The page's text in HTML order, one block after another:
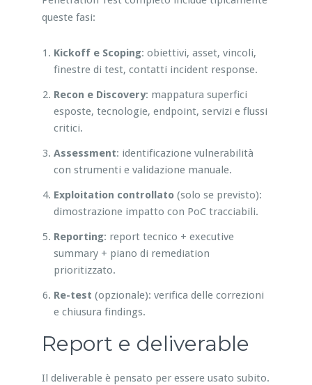
queste fasi:
Kickoff e Scoping: obiettivi, asset, vincoli,
finestre di test, contatti incident response.
Recon e Discovery: mappatura superfici
esposte, tecnologie, endpoint, servizi e flussi
critici.
Assessment: identificazione vulnerabilità
con strumenti e validazione manuale.
Exploitation controllato(solo se previsto):
dimostrazione impatto con PoC tracciabili.
Reporting: report tecnico + executive
summary + piano di remediation
prioritizzato.
Re-test (opzionale): verifica delle correzioni
e chiusura findings.
Report e deliverable
Il deliverable è pensato per essere usato subito.